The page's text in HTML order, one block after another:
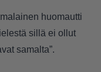
huomautti
sillä ei ollut
samalta”.